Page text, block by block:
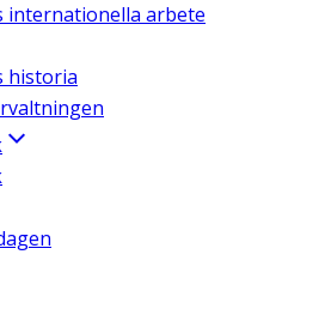
internationella arbete
historia